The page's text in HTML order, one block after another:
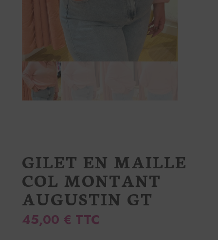
GILET EN MAILLE
COL MONTANT
AUGUSTIN GT
45,00 € TTC